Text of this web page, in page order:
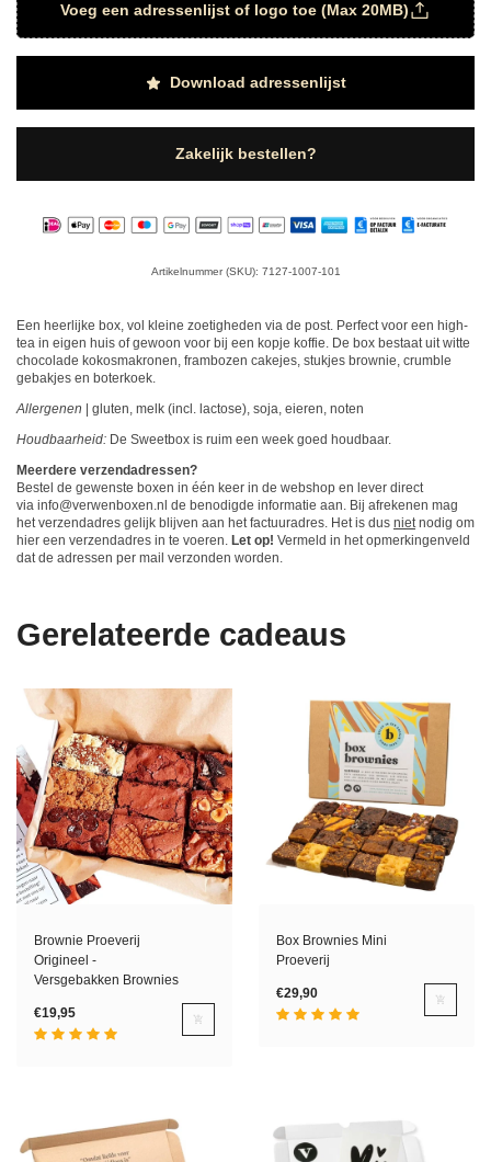
Voeg een adressenlijst of logo toe (Max 20MB)
Download adressenlijst
Zakelijk bestellen?
Artikelnummer (SKU): 7127-1007-101
Een heerlijke box, vol kleine zoetigheden via de post. Perfect voor een high-
tea in eigen huis of gewoon voor bij een kopje koffie. De box bestaat uit witte
chocolade kokosmakronen, frambozen cakejes, stukjes brownie, crumble
gebakjes en boterkoek.
Allergenen | gluten, melk (incl. lactose), soja, eieren, noten
Houdbaarheid: De Sweetbox is ruim een week goed houdbaar.
Meerdere verzendadressen?
Bestel de gewenste boxen in één keer in de webshop en lever direct
via info@verwenboxen.nl de benodigde informatie aan. Bij afrekenen mag
het verzendadres gelijk blijven aan het factuuradres. Het is dus nietnodig om
hier een verzendadres in te voeren. Let op! Vermeld in het opmerkingenveld
dat de adressen per mail verzonden worden.
Gerelateerde cadeaus
Brownie Proeverij
Origineel -
Versgebakken Brownies
€19,95
Box Brownies Mini
Proeverij
€29,90